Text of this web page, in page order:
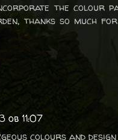
the colour
thanks so much
11:07
colours and